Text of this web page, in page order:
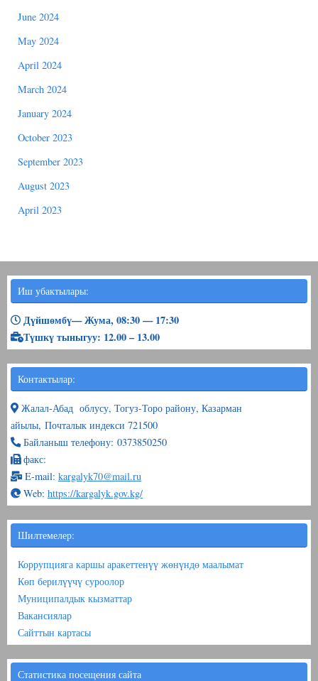
June 2024
May 2024
April 2024
March 2024
January 2024
October 2023
September 2023
August 2023
April 2023
Иш убактылары:
Дүйшөмбү— Жума, 08:30 — 17:30
Түшкү тыныгуу: 12.00 – 13.00
Контактылар:
Жалал-Абад облусу, Тогуз-Торо району, Казарман
айылы, Почталык индекси 721500
Байланыш телефону: 0373850250
факс:
E-mail: kargalyk70@mail.ru
Web: https://kargalyk.gov.kg/
Шилтемелер:
Коррупцияга каршы аракеттенүү жөнүндө маалымат
Көп берилүүчү суроолор
Муниципалдык кызматтар
Вакансиялар
Сайттын картасы
Статистика посещения сайта